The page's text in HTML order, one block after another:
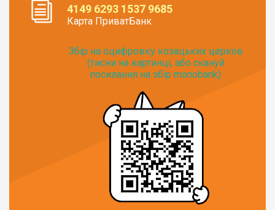
4149 6293 1537 9685
Карта ПриватБанк
Збір на оцифровку козацьких церков
(тисни на картинці, або скануй
посилання на збір monobank):